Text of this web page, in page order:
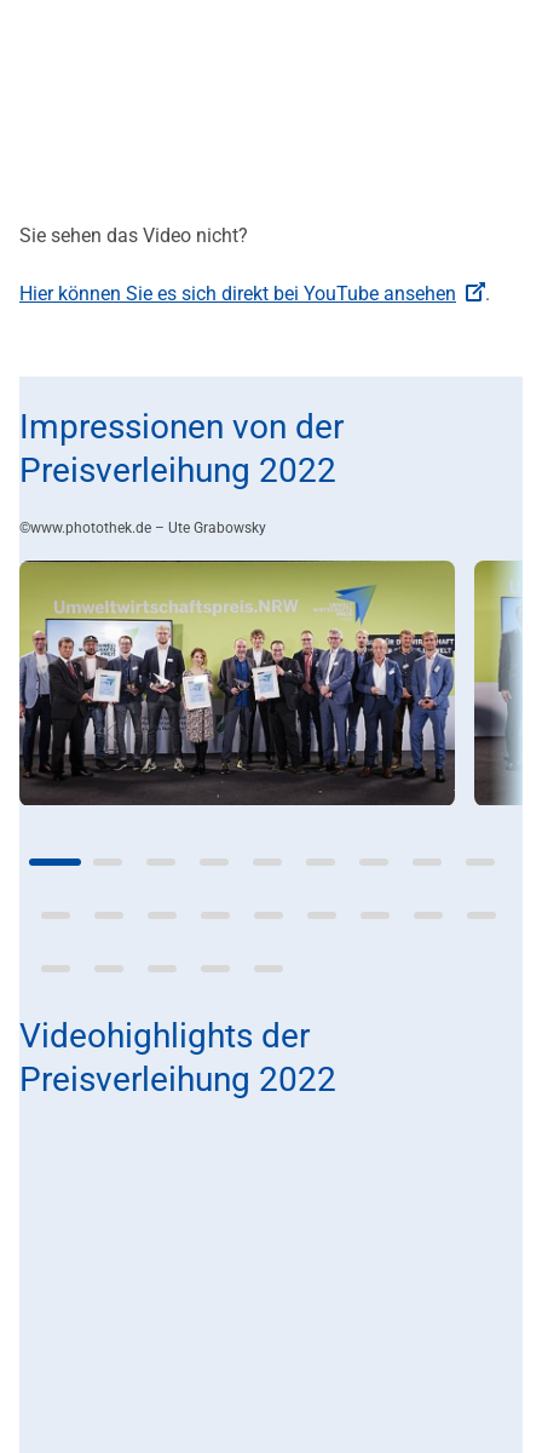
Sie sehen das Video nicht?
Hier können Sie es sich direkt bei YouTube ansehen .
Impressionen von der
Preisverleihung 2022
©www.photothek.de – Ute Grabowsky
Videohighlights der
Preisverleihung 2022